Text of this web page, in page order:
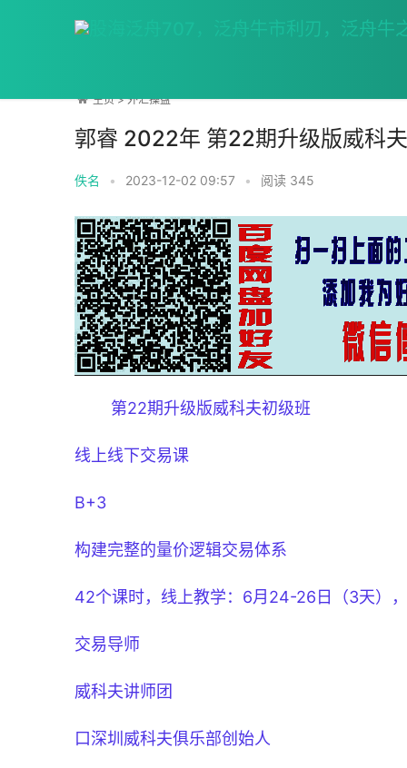
主页>外汇操盘
郭睿 2022年 第22期升级版威科
佚名 • 2023-12-02 09:57 • 阅读 345
第22期升级版威科夫初级班
线上线下交易课
B+3
构建完整的量价逻辑交易体系
42个课时，线上教学：6月24-26日（3天）
交易导师
威科夫讲师团
口深圳威科夫俱乐部创始人